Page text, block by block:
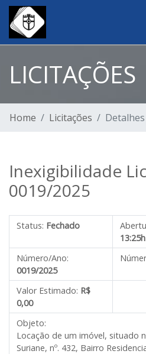
LICITAÇÕES
Home Licitações Detalhes
Inexigibilidade
0019/2025
Status: Fechado
13:25h
Número/Ano:
0019/2025
Valor Estimado: R$
0,00
Objeto:
Locação de um imóvel, situado
Suriane, nº. 432, Bairro